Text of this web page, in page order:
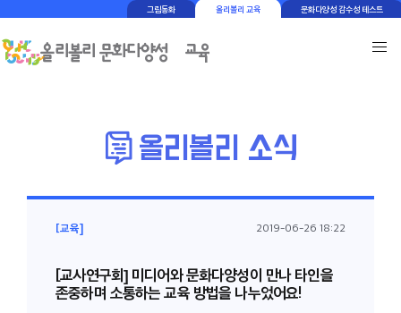
그림동화 올리볼리 교육 문화다양성 감수성 테스트
[교육] 2019-06-26 18:22
[교사연구회] 미디어와 문화다양성이 만나 타인을
존중하며 소통하는 교육 방법을 나누었어요!